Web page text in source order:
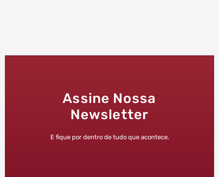
Assine Nossa
Newsletter
E fique por dentro de tudo que acontece.